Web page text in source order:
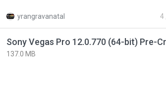
yrangravanatal
137.0 MB